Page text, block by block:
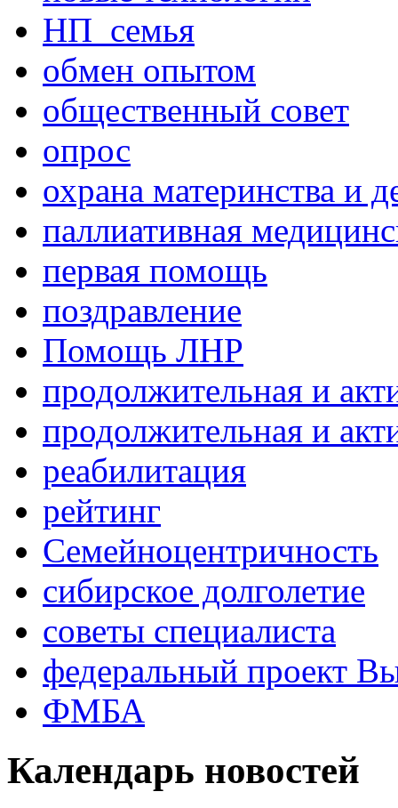
НП_семья
обмен опытом
общественный совет
опрос
охрана материнства и
паллиативная
первая помощь
поздравление
Помощь ЛНР
продолжительная и
продолжительная и
реабилитация
рейтинг
Семейноцентричность
сибирское долголетие
советы специалиста
федеральный проект
ФМБА
Календарь новостей